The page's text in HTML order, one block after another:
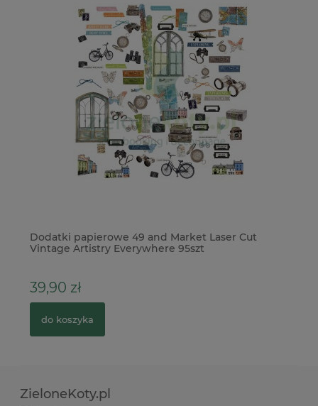
Dodatki papierowe 49 and Market Laser Cut
Vintage Artistry Everywhere 95szt
39,90 zł
do koszyka
ZieloneKoty.pl